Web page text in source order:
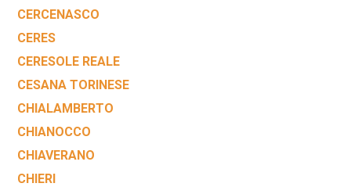
CERCENASCO
CERES
CERESOLE REALE
CESANA TORINESE
CHIALAMBERTO
CHIANOCCO
CHIAVERANO
CHIERI